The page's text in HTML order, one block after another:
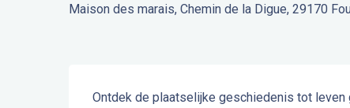
Maison des marais, Chemin de la Digue, 29170
Beschrijving
Ontdek de plaatselijke geschiedenis tot leven